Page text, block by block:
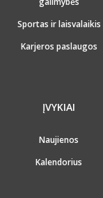
Sportas ir laisvalaikis
Karjeros paslaugos
ĮVYKIAI
Naujienos
Kalendorius